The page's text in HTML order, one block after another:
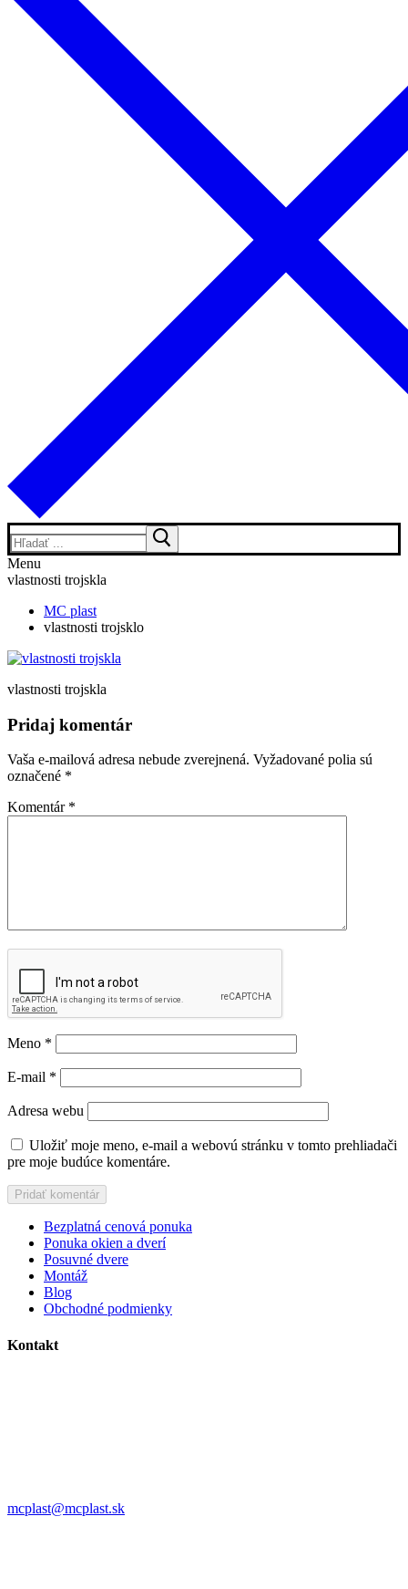
Hľadať:
Menu
vlastnosti trojskla
MC plast
vlastnosti trojsklo
vlastnosti trojskla
Pridaj komentár
Vaša e-mailová adresa nebude zverejnená. Vyžadované polia sú
označené *
Komentár *
Meno *
E-mail *
Adresa webu
Uložiť moje meno, e-mail a webovú stránku v tomto prehliadači
pre moje budúce komentáre.
Bezplatná cenová ponuka
Ponuka okien a dverí
Posuvné dvere
Montáž
Blog
Obchodné podmienky
Kontakt
mcplast@mcplast.sk